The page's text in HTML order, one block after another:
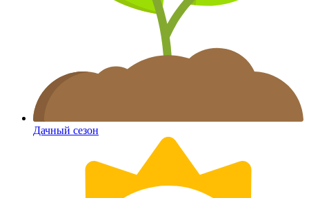
Дачный сезон